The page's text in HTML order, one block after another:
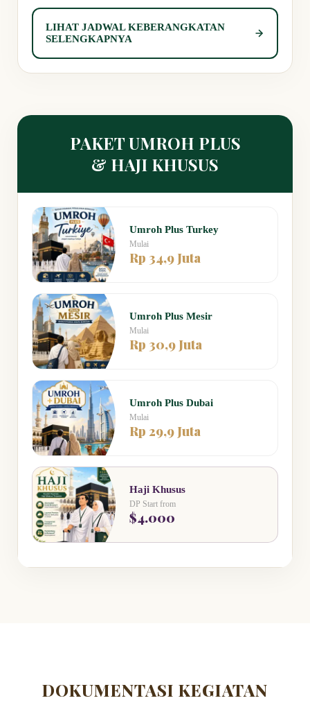
LIHAT JADWAL KEBERANGKATAN
SELENGKAPNYA
PAKET UMROH PLUS
& HAJI KHUSUS
Umroh Plus Turkey
Mulai
Rp 34,9 Juta
Umroh Plus Mesir
Mulai
Rp 30,9 Juta
Umroh Plus Dubai
Mulai
Rp 29,9 Juta
Haji Khusus
DP Start from
$4.000
DOKUMENTASI KEGIATAN